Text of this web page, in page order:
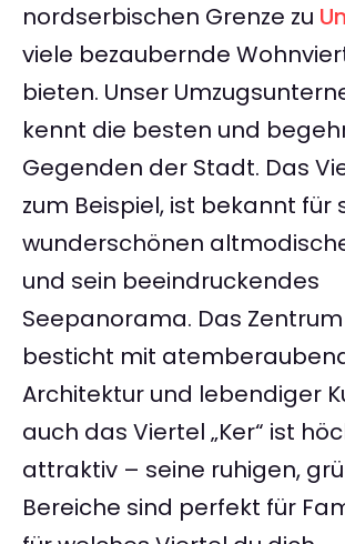
nordserbischen Grenze zu
viele bezaubernde
bieten. Unser
kennt die besten und
Gegenden der Stadt. Das
zum Beispiel, ist bekannt für
wunderschönen
und sein beeindruckendes
Seepanorama. Das
besticht mit
Architektur und lebendiger
auch das Viertel „Ker“ ist
attraktiv – seine ruhigen,
Bereiche sind perfekt für